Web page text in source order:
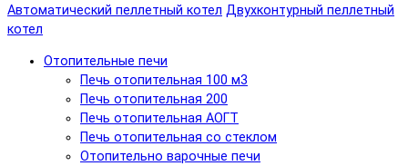
Автоматический пеллетный котел Двухконтурный пеллетный
котел
Отопительные печи
Печь отопительная 100 м3
Печь отопительная 200
Печь отопительная АОГТ
Печь отопительная со стеклом
Отопительно варочные печи